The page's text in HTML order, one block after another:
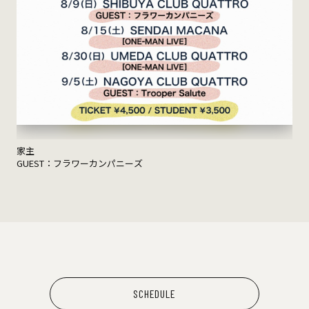
家主
GUEST：フラワーカンパニーズ
SCHEDULE